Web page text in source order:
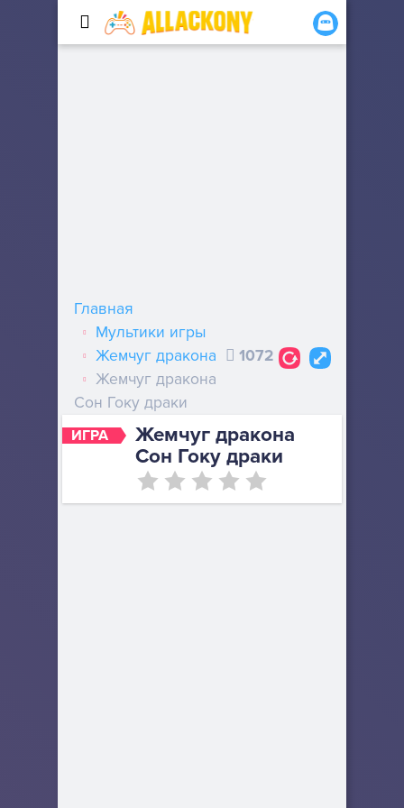
ИГРА
Жемчуг дракона
Сон Гоку драки
Главная
Мультики игры
Жемчуг дракона
Жемчуг дракона
Сон Гоку драки
1072